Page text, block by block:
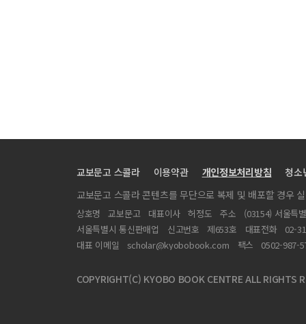
Climate Trauma, Media and Ethics in Anaïs
교보문고 스콜라 이용약관 개인정보처리방침
청소
교보문고 스콜라 콘텐츠를 무단으로 복제 및 배포할 경우
상호명 교보문고 대표이사 허정도 주소
(03154) 서울특
서울특별시 통신판매업
신고번호 제653호 대표전화
02-
대표 이메일
scholar@kyobobook.com 팩스 0502-987-
COPYRIGHT(C) KYOBO BOOK CENTRE ALL RIGHTS